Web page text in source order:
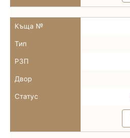
Къща №
Тип
РЗП
Двор
Статус